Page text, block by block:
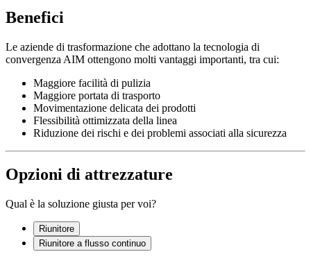
Benefici
Le aziende di trasformazione che adottano la tecnologia di
convergenza AIM ottengono molti vantaggi importanti, tra cui:
Maggiore facilità di pulizia
Maggiore portata di trasporto
Movimentazione delicata dei prodotti
Flessibilità ottimizzata della linea
Riduzione dei rischi e dei problemi associati alla sicurezza
Opzioni di attrezzature
Qual è la soluzione giusta per voi?
Riunitore
Riunitore a flusso continuo